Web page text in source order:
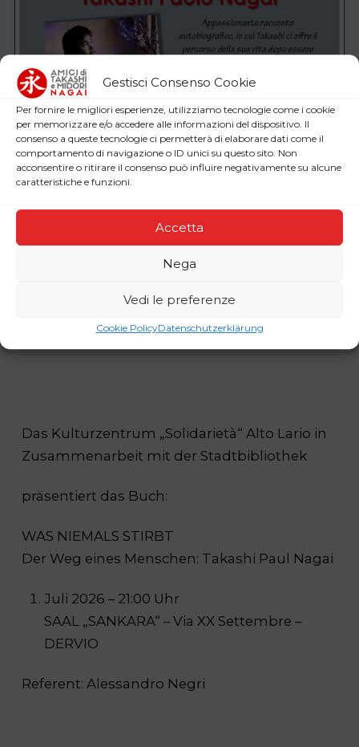
Gestisci Consenso Cookie
Per fornire le migliori esperienze, utilizziamo tecnologie come i cookie
per memorizzare e/o accedere alle informazioni del dispositivo. Il
consenso a queste tecnologie ci permetterà di elaborare dati come il
comportamento di navigazione o ID unici su questo sito. Non
acconsentire o ritirare il consenso può influire negativamente su alcune
caratteristiche e funzioni.
Accetta
Nega
Vedi le preferenze
Cookie PolicyDatenschutzerklärung
Das Kulturzentrum „Solidarietà“ Alto Lario in
Zusammenarbeit mit der Stadtbibliothek
präsentiert das Buch:
WAS NIEMALS STIRBT
Der Weg eines Menschen: Takashi Paul Nagai
Juli 2026 – 21:00 Uhr
SAAL „SANKARA“ – Via XX Settembre –
DERVIO
Referent: Alessandro Negri